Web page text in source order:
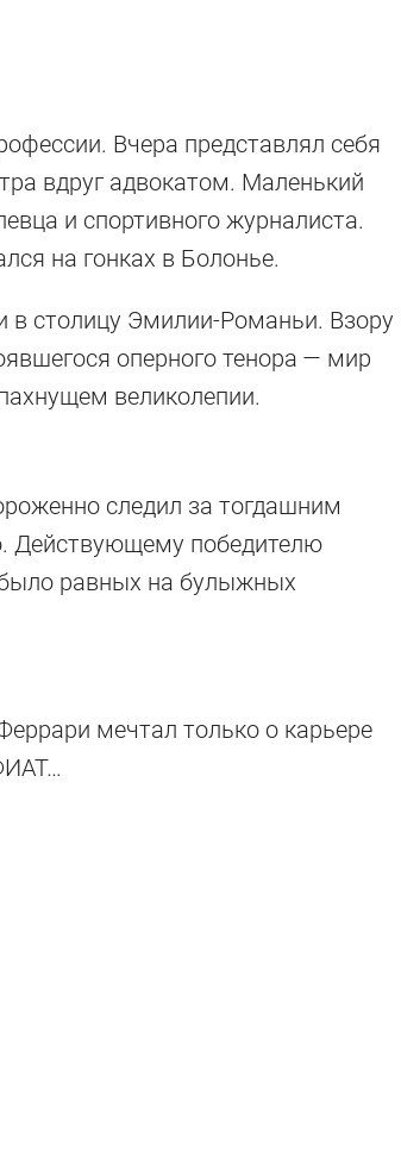
Вчера представлял себя
вдруг адвокатом. Маленький
и спортивного журналиста.
на гонках в Болонье.
в столицу Эмилии-Романьи. Взору
оперного тенора — мир
великолепии.
следил за тогдашним
Действующему победителю
равных на булыжных
мечтал только о карьере
ФИАТ…